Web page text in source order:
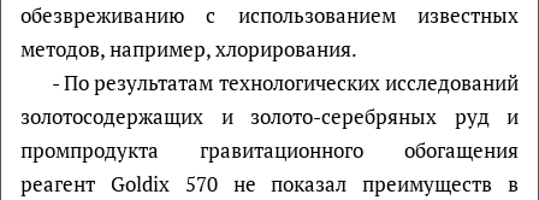
обезвреживанию с использованием известных
методов, например, хлорирования.
- По результатам технологических исследований
золотосодержащих и золото-серебряных руд и
промпродукта гравитационного обогащения
реагент Goldix 570 не показал преимуществ в